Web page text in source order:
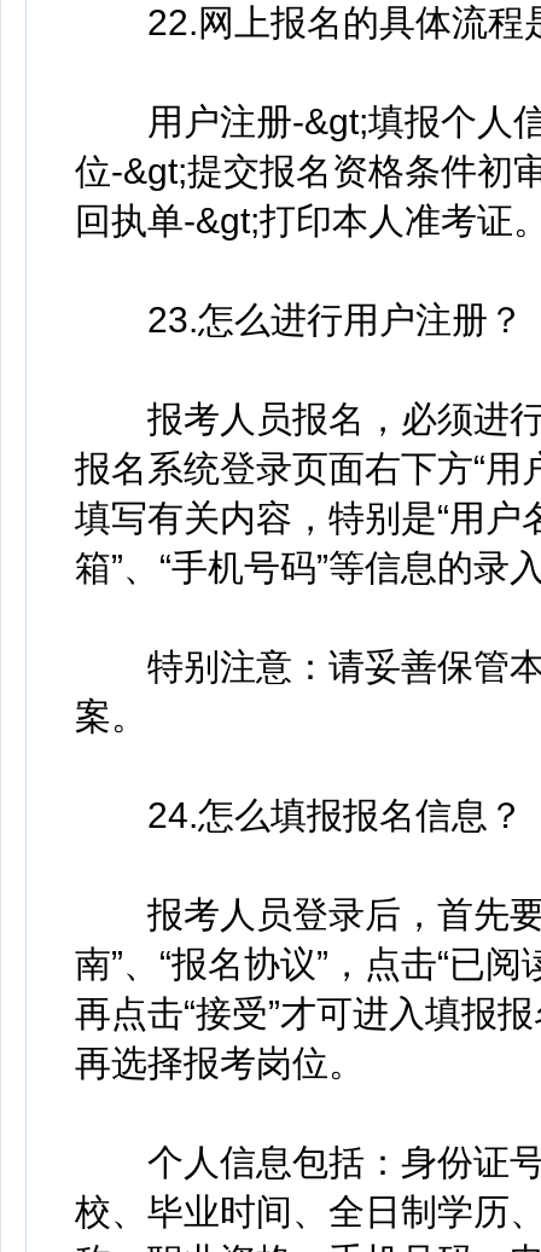
22.网上报名的具体流程
用户注册-&gt;填报个人信
位-&gt;提交报名资格条件初
回执单-&gt;打印本人准考证
23.怎么进行用户注册？
报考人员报名，必须进行
报名系统登录页面右下方“用
填写有关内容，特别是“用户
箱”、“手机号码”等信息的录
特别注意：请妥善保管本
案。
24.怎么填报报名信息？
报考人员登录后，首先要
南”、“报名协议”，点击“已
再点击“接受”才可进入填报
再选择报考岗位。
个人信息包括：身份证号
校、毕业时间、全日制学历